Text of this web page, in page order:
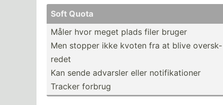
Soft Quota
Måler hvor meget plads filer bruger
Men stopper ikke kvoten fra at blive oversk­
redet
Kan sende advarsler eller notifi­kat­ioner
Tracker forbrug